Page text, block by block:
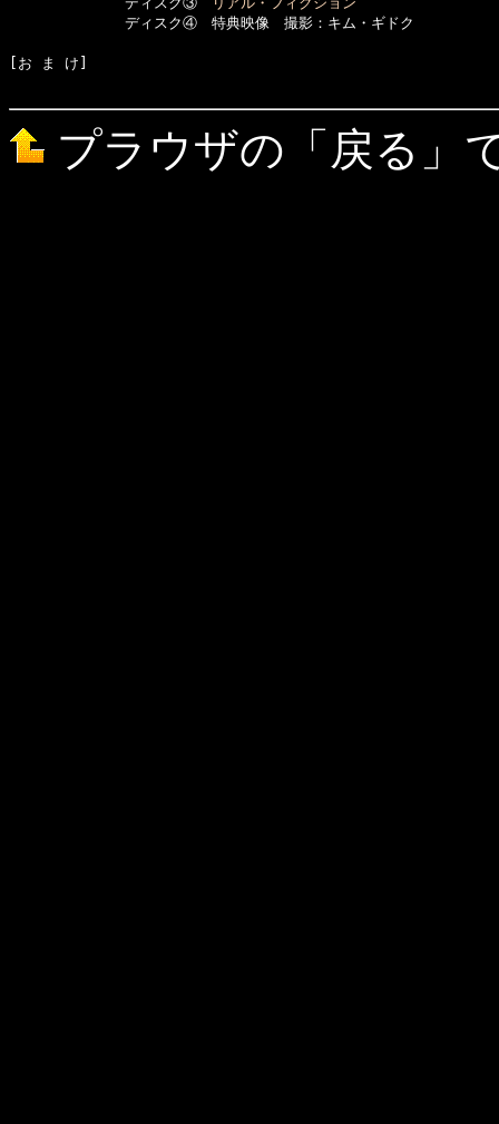
ディスク④　特典映像　撮影：キム・ギドク
[お ま け]
プラウザの「戻る」